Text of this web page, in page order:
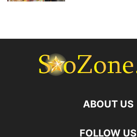
ABOUT US
FOLLOW US